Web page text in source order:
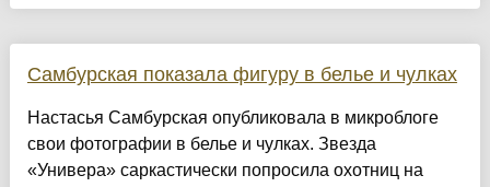
Самбурская показала фигуру в белье и чулках
Настасья Самбурская опубликовала в микроблоге
свои фотографии в белье и чулках. Звезда
«Универа» саркастически попросила охотниц на